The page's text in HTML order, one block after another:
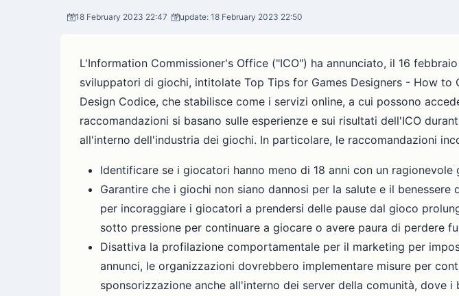
18 February 2023 22:47 update: 18 February 2023 22:50
L'Information Commissioner's Office ("ICO") ha annunciato, il 16
sviluppatori di giochi, intitolate Top Tips for Games Designers - How
Design Codice, che stabilisce come i servizi online, a cui possono
raccomandazioni si basano sulle esperienze e sui risultati dell'ICO
all'interno dell'industria dei giochi. In particolare, le raccomandazioni
Identificare se i giocatori hanno meno di 18 anni con un
Garantire che i giochi non siano dannosi per la salute e il
per incoraggiare i giocatori a prendersi delle pause dal gioco
sotto pressione per continuare a giocare o avere paura di perdere
Disattiva la profilazione comportamentale per il marketing per
annunci, le organizzazioni dovrebbero implementare misure per
sponsorizzazione anche all'interno dei server della comunità, dove